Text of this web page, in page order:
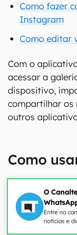
Como fazer
Instagram
Como editar
Com o
acessar a
dispositivo,
compartilhar os
outros
Como
O
Entre no
notícias e